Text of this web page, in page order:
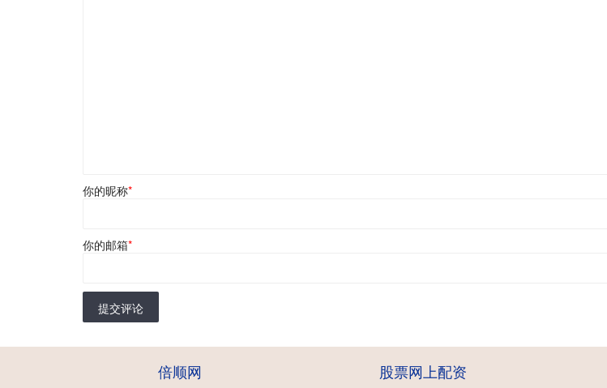
你的昵称*
你的邮箱*
提交评论
倍顺网 股票网上配资